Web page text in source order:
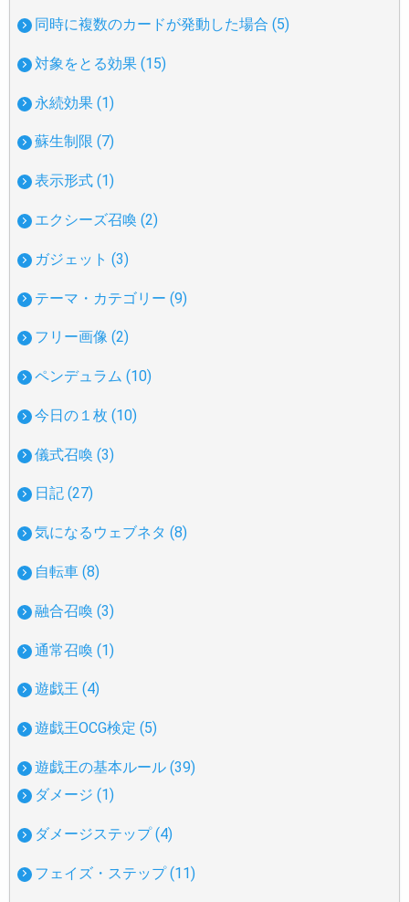
同時に複数のカードが発動した場合 (5)
対象をとる効果 (15)
永続効果 (1)
蘇生制限 (7)
表示形式 (1)
エクシーズ召喚 (2)
ガジェット (3)
テーマ・カテゴリー (9)
フリー画像 (2)
ペンデュラム (10)
今日の１枚 (10)
儀式召喚 (3)
日記 (27)
気になるウェブネタ (8)
自転車 (8)
融合召喚 (3)
通常召喚 (1)
遊戯王 (4)
遊戯王OCG検定 (5)
遊戯王の基本ルール (39)
ダメージ (1)
ダメージステップ (4)
フェイズ・ステップ (11)